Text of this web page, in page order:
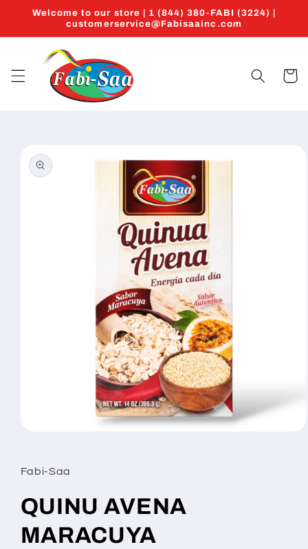
Skip to
Welcome to our store | 1 (844) 380-FABI (3224) |
customerservice@Fabisaainc.com
Cart
product
information
in
modal
Fabi-Saa
QUINU AVENA
MARACUYA